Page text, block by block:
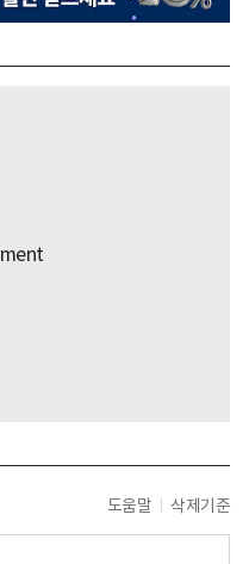
도움말 삭제기준